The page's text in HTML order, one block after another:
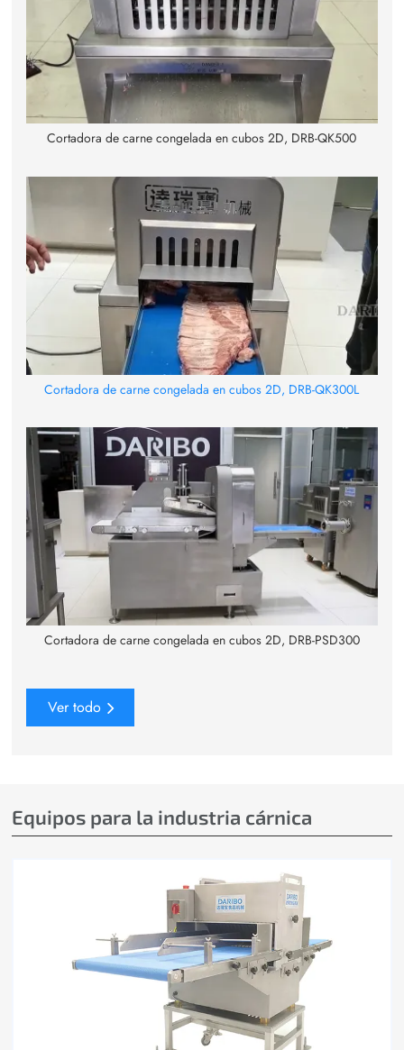
Cortadora de carne congelada en cubos 2D, DRB-QK500
Cortadora de carne congelada en cubos 2D, DRB-QK300L
Cortadora de carne congelada en cubos 2D, DRB-PSD300
Ver todo
Equipos para la industria cárnica